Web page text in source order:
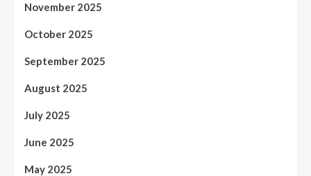
November 2025
October 2025
September 2025
August 2025
July 2025
June 2025
May 2025